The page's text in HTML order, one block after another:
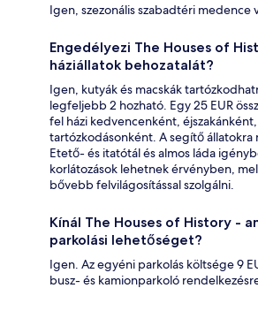
Igen, szezonális szabadtéri medence
Engedélyezi The Houses of
háziállatok behozatalát?
Igen, kutyák és macskák
legfeljebb 2 hozható. Egy 25 EUR
fel házi kedvencenként,
tartózkodásonként. A segítő állatokra
Etető- és itatótál és almos láda
korlátozások lehetnek érvényben,
bővebb felvilágosítással szolgálni.
Kínál The Houses of History -
parkolási lehetőséget?
Igen. Az egyéni parkolás költsége 9
busz- és kamionparkoló